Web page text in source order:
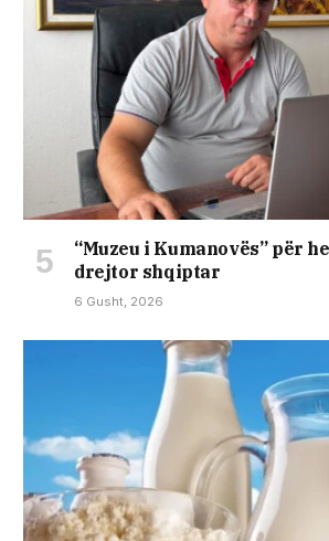
“Muzeu i Kumanovës” për
drejtor shqiptar
6 Gusht, 2026